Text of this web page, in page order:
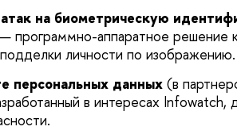
на биометрическую
аппаратное решение
личности по изображению.
персональных данных (в
в интересах Infowatch,